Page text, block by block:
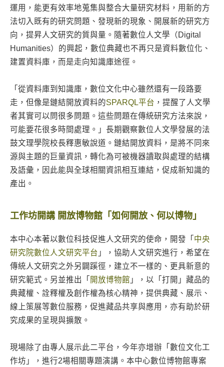
運用，能更有效率地蒐集與整合大量研究材料，用新的方
法切入既有的研究問題、發現新的現象、開展新的研究方
向，提昇人文研究的質與量。隨著數位人文學（Digital
Humanities）的興起，數位典藏也不再只是資料數位化、
建置資料庫，而是走向知識庫途徑。
「從資料庫到知識庫，數位文化中心雖然還有一段路要
走，但像是鏈結開放資料的SPARQL平台 ，提醒了人文學
者其實可以問很多問題。這些問題在傳統研究方法來說，
可能要花很多時間處理。」長期觀察數位人文學發展的法
鼓文理學院校長釋惠敏說道。鏈結開放資料，是將不同來
源與主題的巨量資訊，轉化為可被機器讀取與處理的結構
及語彙，因此能與全球相關資訊相互連結，促成新知識的
產出。
工作坊開講 開放博物館「如何開放、何以博物」
本中心本著以數位科技促進人文研究的使命，開發「 中央
研究院數位人文研究平台 」，協助人文研究進行，希望在
傳統人文研究之外另闢蹊徑，建立不一樣的、更具新意的
研究範式。另並推出「 開放博物館 」，以「打開」藏品的
典藏權、詮釋權及創作權為核心精神，提供典藏、展示、
線上策展等數位服務，促進藏品共享與應用，亦有助於研
究成果的呈現與擴散。
現場除了由專人展示此二平台，今年亦增辦「數位文化工
作坊」，進行2場相關專題演講。本中心數位博物館專案